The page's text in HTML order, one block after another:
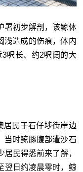
署初步解剖，该鲸体
浅造成的伤痕，体内
呎长、约2呎阔的大
居民于石仔埗街岸边
当时鲸豚腹部遭沙石
民得悉前来了解，
翌日约凌晨零时，鲸